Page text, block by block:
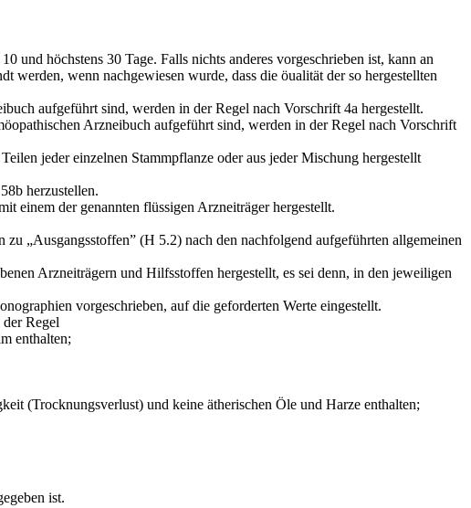
und höchstens 30 Tage. Falls nichts anderes vorgeschrieben ist, kann an
werden, wenn nachgewiesen wurde, dass die öualität der so hergestellten
aufgeführt sind, werden in der Regel nach Vorschrift 4a hergestellt.
Arzneibuch aufgeführt sind, werden in der Regel nach Vorschrift
jeder einzelnen Stammpflanze oder aus jeder Mischung hergestellt
herzustellen.
einem der genannten flüssigen Arzneiträger hergestellt.
„Ausgangsstoffen” (H 5.2) nach den nachfolgend aufgeführten allgemeinen
Arzneiträgern und Hilfs­stoffen hergestellt, es sei denn, in den jeweiligen
vorgeschrieben, auf die geforderten Werte eingestellt.
Regel
enthalten;
(Trocknungsverlust) und keine ätherischen Öle und Harze enthalten;
ist.